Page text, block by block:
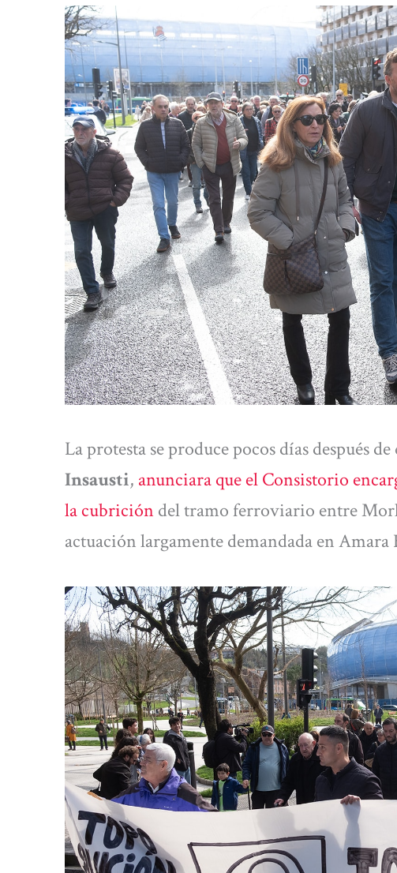
La protesta se produce pocos días después
Insausti, anunciara que el Consistorio
la cubricióndel tramo ferroviario entre
actuación largamente demandada en Amara